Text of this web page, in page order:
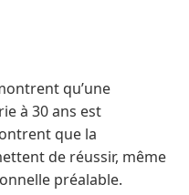
qu’une
à 30 ans est
que la
de réussir, même
préalable.